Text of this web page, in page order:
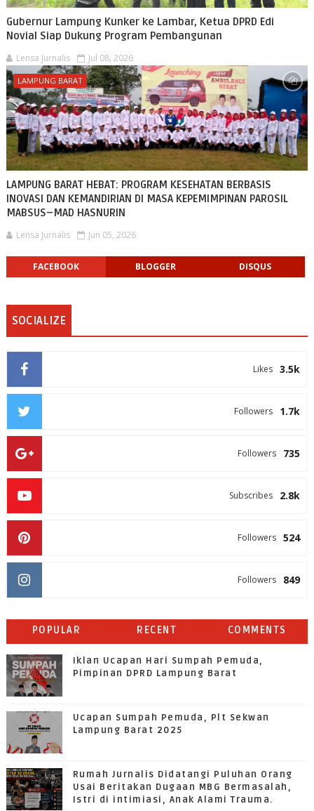
Gubernur Lampung Kunker ke Lambar, Ketua DPRD Edi
Novial Siap Dukung Program Pembangunan
Lensa Jurnalis Jul 08, 2026
LAMPUNG BARAT
LAMPUNG BARAT HEBAT: PROGRAM KESEHATAN BERBASIS
INOVASI DAN KEMANDIRIAN DI MASA KEPEMIMPINAN PAROSIL
MABSUS–MAD HASNURIN
Lensa Jurnalis Jun 05, 2026
FACEBOOK BLOGGER DISQUS
SOCIALIZE
3.5k
Likes
1.7k
Followers
735
Followers
2.8k
Subscribes
524
Followers
849
Followers
POPULAR RECENT COMMENTS
Iklan Ucapan Hari Sumpah Pemuda,
Pimpinan DPRD Lampung Barat
Ucapan Sumpah Pemuda, Plt Sekwan
Lampung Barat 2025
Rumah Jurnalis Didatangi Puluhan Orang
Usai Beritakan Dugaan MBG Bermasalah,
Istri di intimiasi, Anak Alami Trauma.